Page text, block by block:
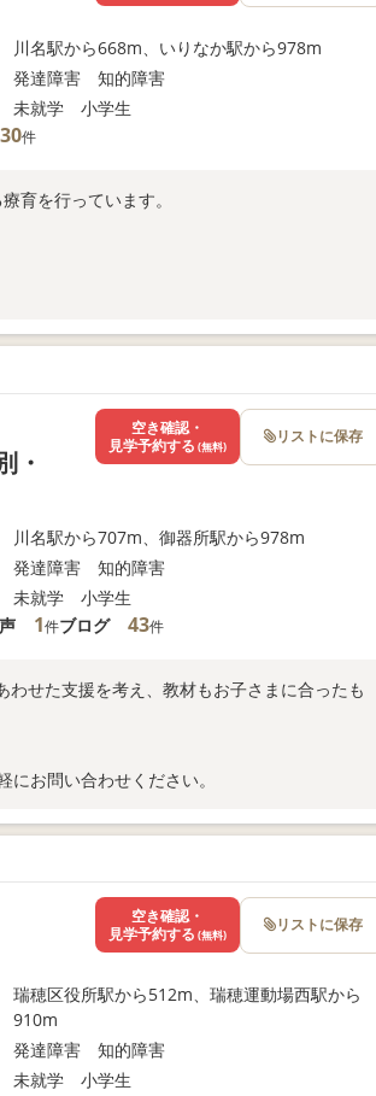
川名駅から668m、いりなか駅から978m
発達障害 知的障害
未就学 小学生
30件
育を行っています。
・
川名駅から707m、御器所駅から978m
発達障害 知的障害
未就学 小学生
1件ブログ 43件
せた支援を考え、教材もお子さまに合ったも
お問い合わせください。
空き確認・
見学予約する (無料) リストに保存
瑞穂区役所駅から512m、瑞穂運動場西駅から
910m
発達障害 知的障害
未就学 小学生
空き確認・
見学予約する (無料) リストに保存